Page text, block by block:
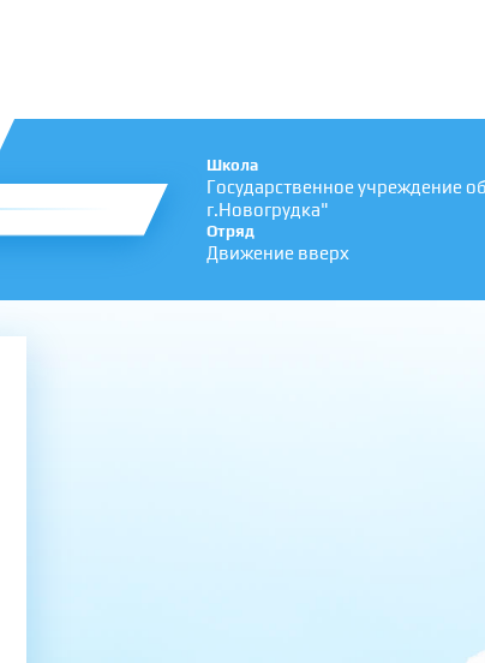
Школа
Государственное учреждение
г.Новогрудка"
Отряд
Движение вверх